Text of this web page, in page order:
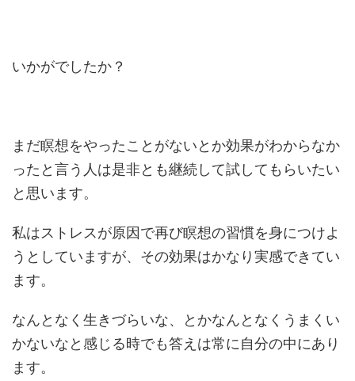
いかがでしたか？
まだ瞑想をやったことがないとか効果がわからなか
ったと言う人は是非とも継続して試してもらいたい
と思います。
私はストレスが原因で再び瞑想の習慣を身につけよ
うとしていますが、その効果はかなり実感できてい
ます。
なんとなく生きづらいな、とかなんとなくうまくい
かないなと感じる時でも答えは常に自分の中にあり
ます。